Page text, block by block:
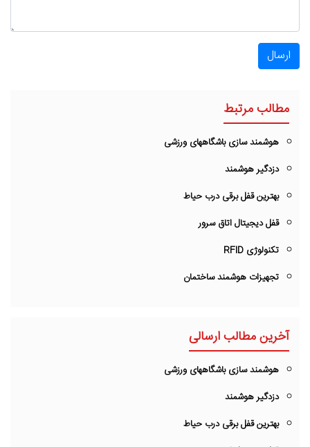
ارسال
مطالب مرتبط
هوشمند سازی باشگاههای ورزشی
دزدگیر هوشمند
بهترین قفل برقی درب حیاط
قفل دیجیتال اتاق سرور
تکنولوژی RFID
تجهیزات هوشمند ساختمان
آخرین مطالب ارسالی
هوشمند سازی باشگاههای ورزشی
دزدگیر هوشمند
بهترین قفل برقی درب حیاط